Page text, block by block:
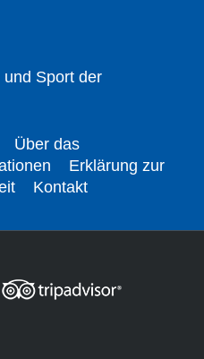
und Sport der
Über das
Erklärung zur
Kontakt